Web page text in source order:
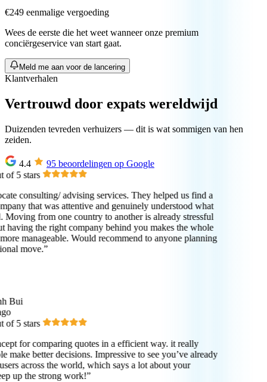
€249 eenmalige vergoeding
Wees de eerste die het weet wanneer onze premium
conciërgeservice van start gaat.
Meld me aan voor de lancering
Klantverhalen
Vertrouwd door expats wereldwijd
Duizenden tevreden verhuizers — dit is wat sommigen van hen
zeiden.
4.4
95 beoordelingen op Google
5 stars
consulting/ advising services. They helped us find a
that was attentive and genuinely understood what
from one country to another is already stressful
having the right company behind you makes the whole
manageable. Would recommend to anyone planning
move.”
Bui
5 stars
for comparing quotes in a efficient way. it really
make better decisions. Impressive to see you’ve already
across the world, which says a lot about your
up the strong work!”